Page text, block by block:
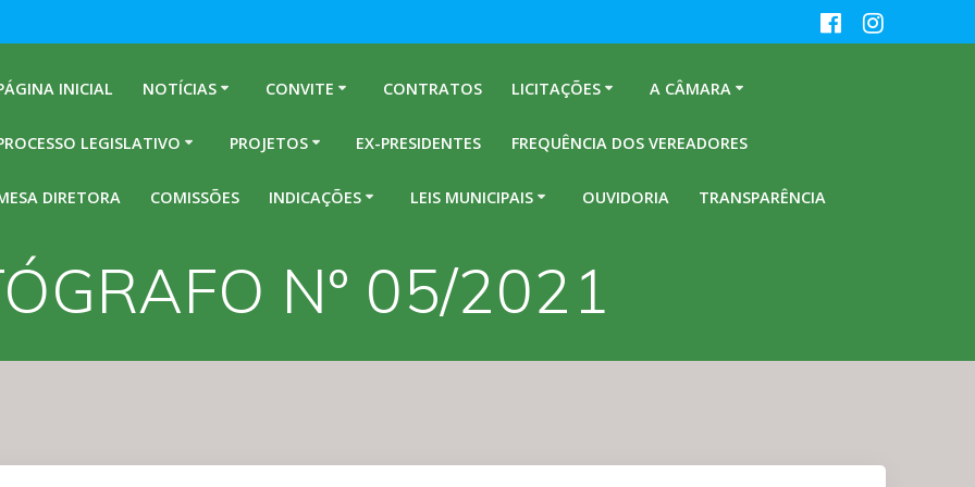
INICIAL NOTÍCIAS CONVITE CONTRATOS LICITAÇÕES A CÂMARA
LEGISLATIVO PROJETOS EX-PRESIDENTES FREQUÊNCIA DOS VEREADORES
DIRETORA COMISSÕES INDICAÇÕES LEIS MUNICIPAIS OUVIDORIA TRANSPARÊNCIA
Nº 05/2021